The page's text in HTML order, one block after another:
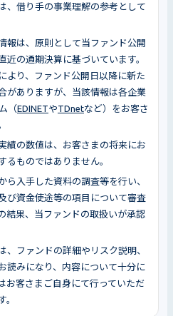
、借り手の事業理解の参考として
報は、原則として当ファンド公開
近の通期決算に基づいています。
より、ファンド公開日以降に新た
がありますが、当該情報は各企業
（EDINETやTDnetなど）をお客さ
績の数値は、お客さまの将来にお
るものではありません。
ら入手した資料の調査等を行い、
び資金使途等の項目について審査
結果、当ファンドの取扱いが承認
、ファンドの詳細やリスク説明、
読みになり、内容について十分に
お客さまご自身にて行っていただ
。